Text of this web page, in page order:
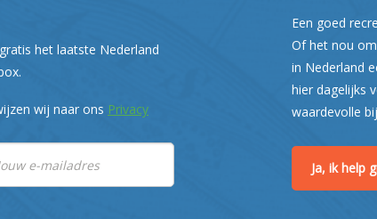
het laatste Nederland
wij naar ons Privacy
Een goed
Of het nou
in Nederland
hier dagelijks
waardevolle
Ja, ik help